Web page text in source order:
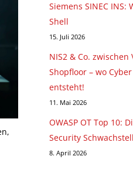
Siemens SINEC INS:
Shell
15. Juli 2026
NIS2 & Co.
Shopfloor – wo
entsteht!
11. Mai 2026
OWASP OT Top 10:
Security
8. April 2026